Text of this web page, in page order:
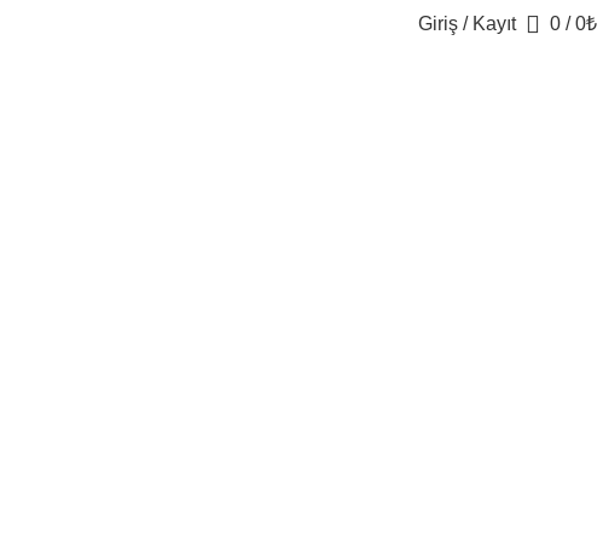
Giriş / Kayıt 0 / 0₺